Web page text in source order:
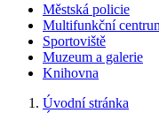
Městská policie
Multifunkční
Sportoviště
Muzeum a galerie
Knihovna
Úvodní stránka